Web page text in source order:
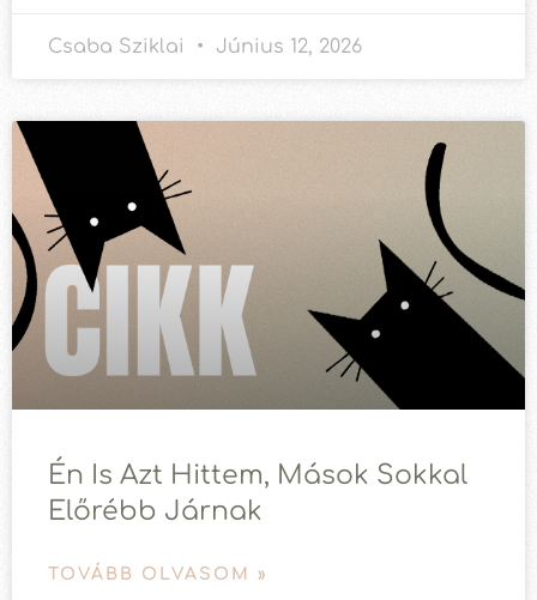
Csaba Sziklai Június 12, 2026
Én Is Azt Hittem, Mások Sokkal
Előrébb Járnak
TOVÁBB OLVASOM »